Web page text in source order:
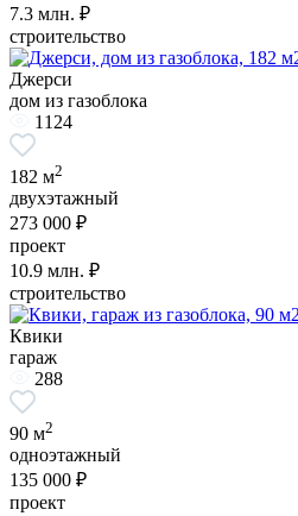
7.3 млн. ₽
строительство
Джерси
дом из газоблока
1124
182 м2
двухэтажный
273 000 ₽
проект
10.9 млн. ₽
строительство
Квики
гараж
288
90 м2
одноэтажный
135 000 ₽
проект